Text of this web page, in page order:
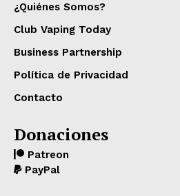
¿Quiénes Somos?
Club Vaping Today
Business Partnership
Política de Privacidad
Contacto
Donaciones
Patreon
PayPal